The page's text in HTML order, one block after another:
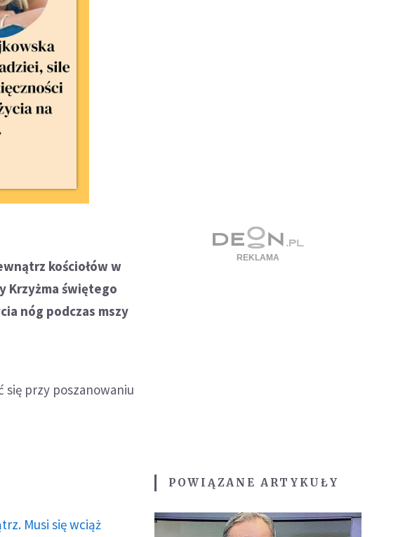
kościołów w
Krzyżma świętego
nóg podczas mszy
przy poszanowaniu
Musi się wciąż
POWIĄZANE ARTYKUŁY